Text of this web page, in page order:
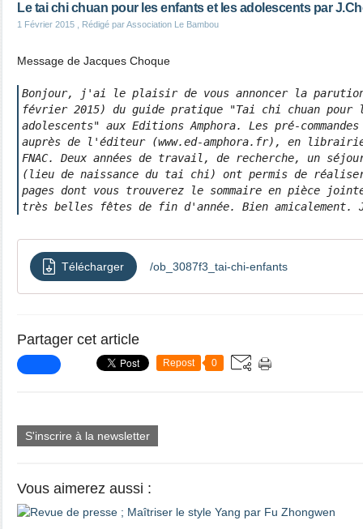
Le tai chi chuan pour les enfants et les adolescents par
1 Février 2015 , Rédigé par Association Le Bambou
Message de Jacques Choque
Bonjour, j'ai le plaisir de vous annoncer la
février 2015) du guide pratique "Tai chi chuan
adolescents" aux Editions Amphora. Les pré-
auprès de l'éditeur (www.ed-amphora.fr), en
FNAC. Deux années de travail, de recherche, un
(lieu de naissance du tai chi) ont permis de réaliser
pages dont vous trouverez le sommaire en pièce
très belles fêtes de fin d'année. Bien amicalement.
Télécharger /ob_3087f3_tai-chi-enfants
Partager cet article
Repost 0
S'inscrire à la newsletter
Vous aimerez aussi :